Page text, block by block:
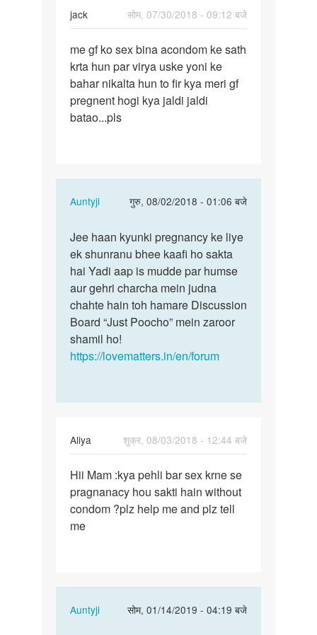
jack
सोम, 07/30/2018 - 09:12 बजे
me
gf
ko
sex
bina
me gf ko sex bina acondom ke sath
krta hun par virya uske yoni ke
bahar nikalta hun to fir kya meri gf
pregnent hogi kya jaldi jaldi
batao...pls
Auntyji
गुरु, 08/02/2018 - 01:06 बजे
In
to
me
gf
ko
sex
bina
acondom
ke…
Jee
haan
kyunki
pregnancy
ke…
Jee haan kyunki pregnancy ke liye
ek shunranu bhee kaafi ho sakta
hai Yadi aap is mudde par humse
aur gehri charcha mein judna
chahte hain toh hamare Discussion
Board “Just Poocho” mein zaroor
shamil ho!
https://lovematters.in/en/forum
Aliya
शुक्र, 08/03/2018 - 12:44 बजे
Hii
Mam
:kya
pehli
Hii Mam :kya pehli bar sex krne se
pragnanacy hou sakti hain without
condom ?plz help me and plz tell
me
Auntyji
सोम, 01/14/2019 - 04:19 बजे
In